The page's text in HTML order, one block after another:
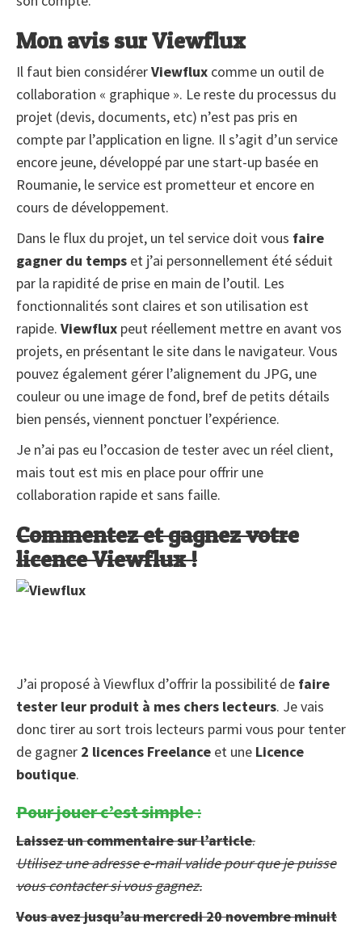
Mon avis sur Viewflux
Il faut bien considérerViewflux comme un outil de
collaboration « graphique ». Le reste du processus du
projet (devis, documents, etc) n’est pas pris en
compte par l’application en ligne. Il s’agit d’un service
encore jeune, développé par une start-up basée en
Roumanie, le service est prometteur et encore en
cours de développement.
Dans le flux du projet, un tel service doit vous faire
gagner du temps et j’ai personnellement été séduit
par la rapidité de prise en main de l’outil. Les
fonctionnalités sont claires et son utilisation est
rapide. Viewflux peut réellement mettre en avant vos
projets, en présentant le site dans le navigateur. Vous
pouvez également gérer l’alignement du JPG, une
couleur ou une image de fond, bref de petits détails
bien pensés, viennent ponctuer l’expérience.
Je n’ai pas eu l’occasion de tester avec un réel client,
mais tout est mis en place pour offrir une
collaboration rapide et sans faille.
Commentez et gagnez votre
licence Viewflux !
J’ai proposé à Viewflux d’offrir la possibilité de faire
tester leur produit à mes chers lecteurs. Je vais
donc tirer au sort trois lecteurs parmi vous pour tenter
de gagner 2 licences Freelance et une Licence
boutique.
Pour jouer c’est simple:
Laissez un commentaire sur l’article.
Utilisez une adresse e-mail valide pour que je puisse
vous contacter si vous gagnez.
Vous avez jusqu’au mercredi 20 novembre minuit